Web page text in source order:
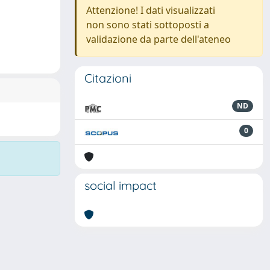
Attenzione! I dati visualizzati
non sono stati sottoposti a
validazione da parte dell'ateneo
Citazioni
ND
0
social impact